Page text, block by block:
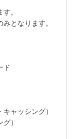
。
となります。
ド
ャッシング）
）